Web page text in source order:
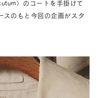
〉のコートを手掛けて
スのもと今回の企画がスタ